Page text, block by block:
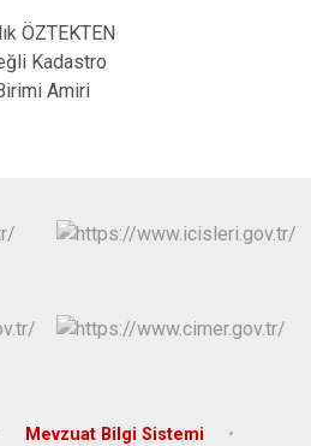
ÖZTEKTEN
Kadastro
Amiri
Mevzuat Bilgi Sistemi